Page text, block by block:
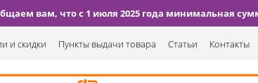
вам, что с 1 июля 2025 года минимальная
и скидки Пункты выдачи товара Статьи Контакты